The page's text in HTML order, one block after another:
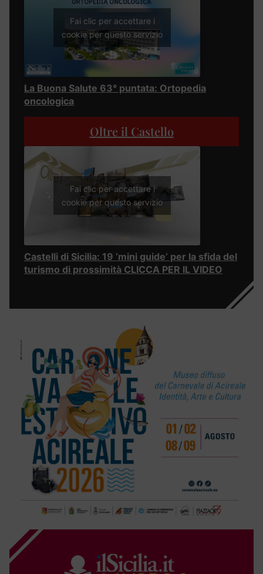
Fai clic per accettare i
cookie per questo servizio
La Buona Salute 63° puntata: Ortopedia
oncologica
Oltre il Castello
Fai clic per accettare i
cookie per questo servizio
Castelli di Sicilia: 19 ‘mini guide’ per la sfida del
turismo di prossimità CLICCA PER IL VIDEO